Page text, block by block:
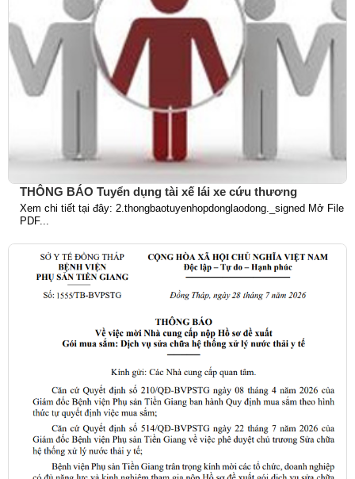
THÔNG BÁO Tuyển dụng tài xế lái xe cứu thương
Xem chi tiết tại đây: 2.thongbaotuyenhopdonglaodong._signed Mở File
PDF...